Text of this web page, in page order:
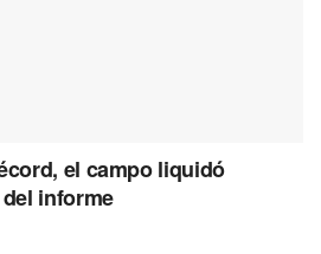
el campo liquidó
informe